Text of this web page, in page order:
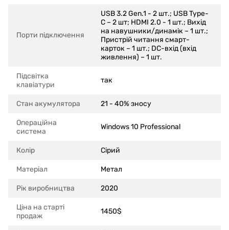
Порти підключення
USB 3.2 Gen.1 - 2 шт.; USB Type-
C – 2 шт; HDMI 2.0 - 1 шт.; Вихід
на навушники/динамік – 1 шт.;
Пристрій читання смарт-
карток – 1 шт.; DC-вхід (вхід
живлення) – 1 шт.
Підсвітка
клавіатури
так
Стан акумулятора 21 - 40% зносу
Операційна
система
Windows 10 Professional
Колір Сірий
Матеріал Метал
Рік виробництва 2020
Ціна на старті
продаж
1450$